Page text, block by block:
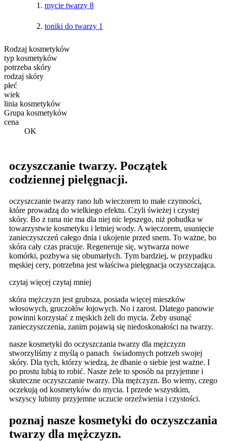
mycie twarzy 8
toniki do twarzy 1
Rodzaj kosmetyków
typ kosmetyków
potrzeba skóry
rodzaj skóry
płeć
wiek
linia kosmetyków
Grupa kosmetyków
cena
OK
oczyszczanie twarzy. Początek
codziennej pielęgnacji.
oczyszczanie twarzy rano lub wieczorem to małe czynności,
które prowadzą do wielkiego efektu. Czyli świeżej i czystej
skóry. Bo z rana nie ma dla niej nic lepszego, niż pobudka w
towarzystwie kosmetyku i letniej wody. A wieczorem, usunięcie
zanieczyszczeń całego dnia i ukojenie przed snem. To ważne, bo
skóra cały czas pracuje. Regeneruje się, wytwarza nowe
komórki, pozbywa się obumarłych. Tym bardziej, w przypadku
męskiej cery, potrzebna jest właściwa pielęgnacja oczyszczająca.
czytaj więcej czytaj mniej
skóra mężczyzn jest grubsza, posiada więcej mieszków
włosowych, gruczołów łojowych. No i zarost. Dlatego panowie
powinni korzystać z męskich żeli do mycia. Żeby usunąć
zanieczyszczenia, zanim pojawią się niedoskonałości na twarzy.
nasze kosmetyki do oczyszczania twarzy dla mężczyzn
stworzyliśmy z myślą o panach świadomych potrzeb swojej
skóry. Dla tych, którzy wiedzą, że dbanie o siebie jest ważne. I
po prostu lubią to robić. Nasze żele to sposób na przyjemne i
skuteczne oczyszczanie twarzy. Dla mężczyzn. Bo wiemy, czego
oczekują od kosmetyków do mycia. I przede wszystkim,
wszyscy lubimy przyjemne uczucie orzeźwienia i czystości.
poznaj nasze kosmetyki do oczyszczania
twarzy dla mężczyzn.